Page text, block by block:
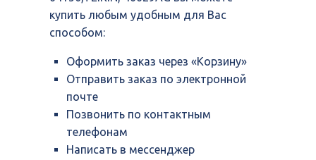
купить любым удобным для Вас
способом:
Оформить заказ через «Корзину»
Отправить заказ по электронной
почте
Позвонить по контактным
телефонам
Написать в мессенджер